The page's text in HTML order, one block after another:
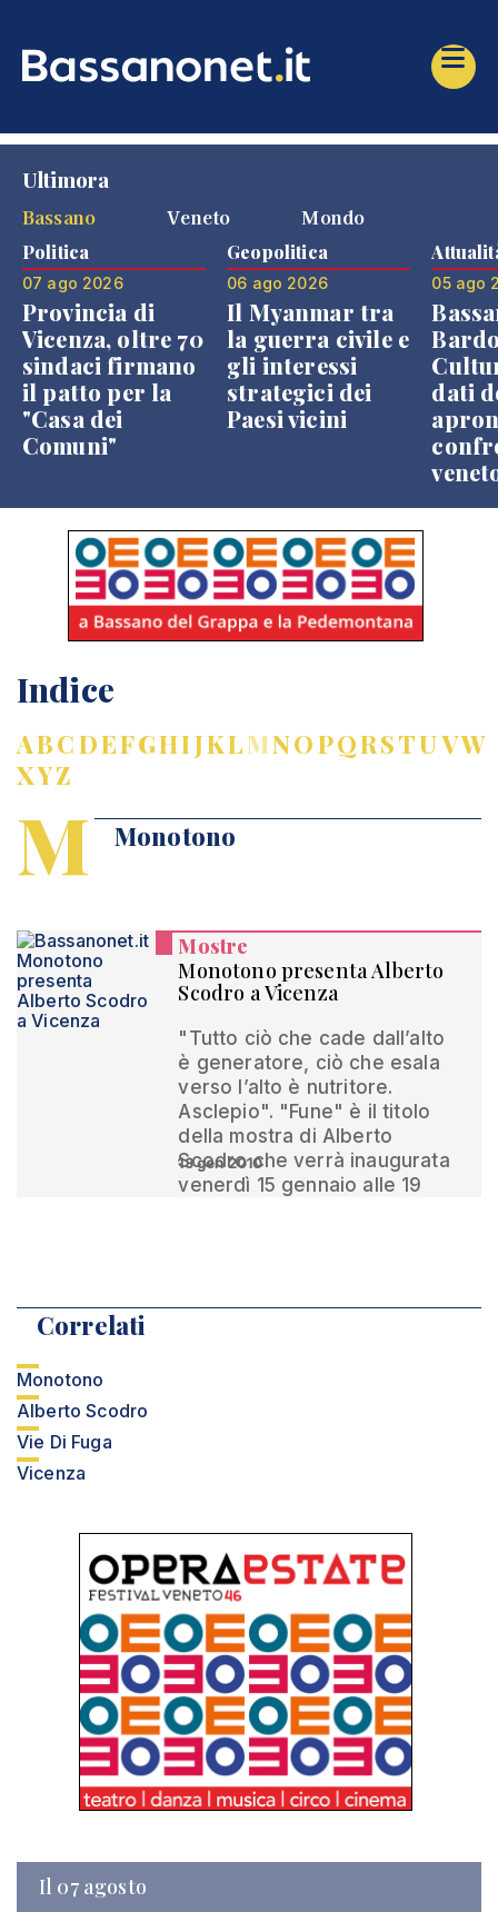
Ultimora
Bassano
Veneto Mondo
Politica
07 ago 2026
Provincia di
Vicenza, oltre 70
sindaci firmano
il patto per la
"Casa dei
Comuni"
Geopolitica
06 ago 2026
Il Myanmar tra
la guerra civile e
gli interessi
strategici dei
Paesi vicini
05 ago
dati
Indice
ABCDEFGHIJKLMNOPQRSTUVW
XYZ
M Monotono
Mostre
Monotono presenta Alberto
Scodro a Vicenza
"Tutto ciò che cade dall’alto
è generatore, ciò che esala
verso l’alto è nutritore.
Asclepio". "Fune" è il titolo
della mostra di Alberto
Scodro che verrà inaugurata
venerdì 15 gennaio alle 19
13 gen 2010
Correlati
Monotono
Alberto Scodro
Vie Di Fuga
Vicenza
Il 07 agosto